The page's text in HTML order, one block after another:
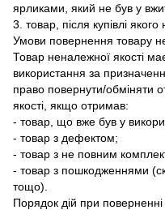
ярликами, який не був у
3. товар, після купівлі
Умови повернення товару
Товар неналежної якості
використання за
право повернути/обміняти
якості, якщо отримав:
- товар, що вже був у
- товар з дефектом;
- товар з не повним
- товар з пошкодженнями
тощо).
Порядок дій при поверненні